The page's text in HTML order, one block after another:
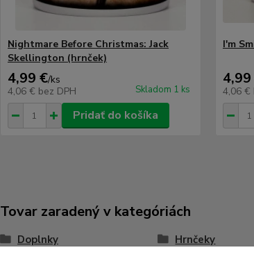
Nightmare Before Christmas: Jack
Skellington (hrnček)
4,99 €/ks
4,06 € bez DPH Skladom 1 ks
Pridať do košíka
I'm
4,06 €
Tovar zaradený v kategóriách
Doplnky Hrnčeky